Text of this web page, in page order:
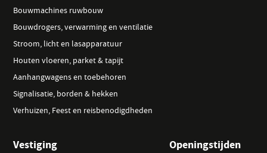
Bouwmachines ruwbouw
Bouwdrogers, verwarming en ventilatie
Stroom, licht en lasapparatuur
Houten vloeren, parket & tapijt
Aanhangwagens en toebehoren
Signalisatie, borden & hekken
Verhuizen, Feest en reisbenodigdheden
Vestiging Openingstijden